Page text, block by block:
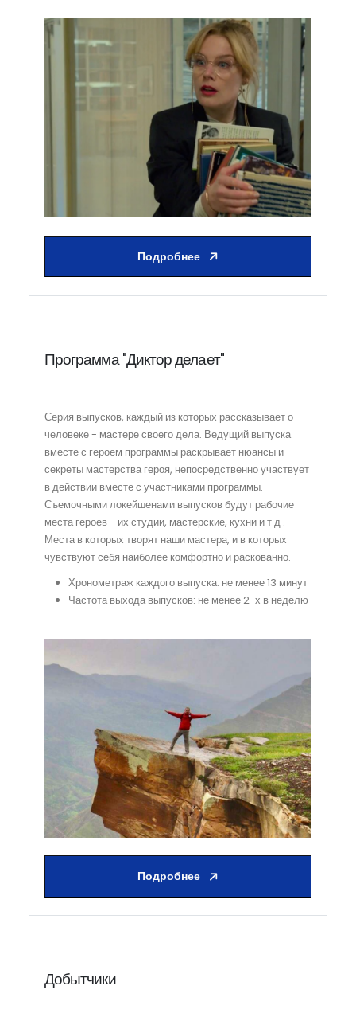
Подробнее
Подробнее
Программа "Диктор делает"
Серия выпусков, каждый из которых рассказывает о
человеке - мастере своего дела. Ведущий выпуска
вместе с героем программы раскрывает нюансы и
секреты мастерства героя, непосредственно участвует
в действии вместе с участниками программы.
Съемочными локейшенами выпусков будут рабочие
места героев - их студии, мастерские, кухни и т д .
Места в которых творят наши мастера, и в которых
чувствуют себя наиболее комфортно и раскованно.
Хронометраж каждого выпуска: не менее 13 минут
Частота выхода выпусков: не менее 2-х в неделю
Добытчики